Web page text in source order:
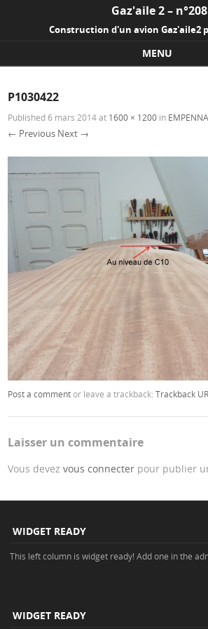
Gaz'aile 2 – n°208
Construction d'un avion Gaz'aile2
MENU
P1030422
Published6 mars 2014at 1600 × 1200 in
← Previous Next →
Post a commentor leave a trackback:Trackback
Laisser un commentaire
Vous devezvous connecter pour publier
WIDGET READY
This left column is widget ready! Add one in the
WIDGET READY